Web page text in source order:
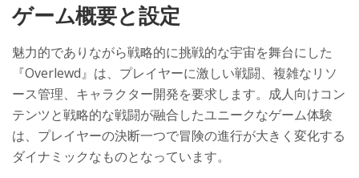
ゲーム概要と設定
魅力的でありながら戦略的に挑戦的な宇宙を舞台にした
『Overlewd』は、プレイヤーに激しい戦闘、複雑なリソ
ース管理、キャラクター開発を要求します。成人向けコン
テンツと戦略的な戦闘が融合したユニークなゲーム体験
は、プレイヤーの決断一つで冒険の進行が大きく変化する
ダイナミックなものとなっています。